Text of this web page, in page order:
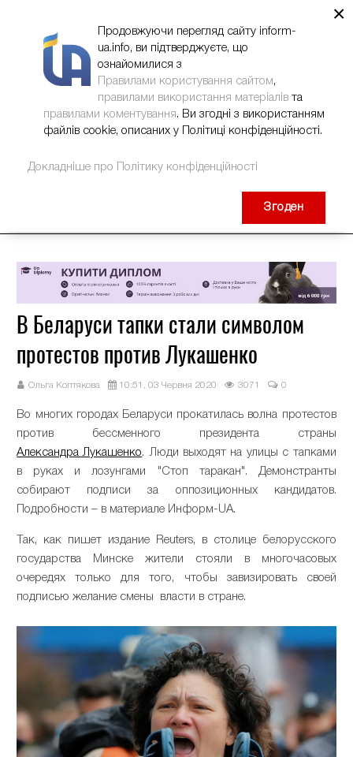
В Беларуси тапки стали символом
протестов против Лукашенко
Ольга Коптякова 10:51, 03 Червня 2020 3071 0
Во многих городах Беларуси прокатилась волна протестов
против бессменного президента страны
Александра Лукашенко. Люди выходят на улицы с тапками
в руках и лозунгами "Стоп таракан". Демонстранты
собирают подписи за оппозиционных кандидатов.
Подробности – в материале Информ-UA.
Так, как пишет издание Reuters, в столице белорусского
государства Минске жители стояли в многочасовых
очередях только для того, чтобы завизировать своей
подписью желание смены власти в стране.
×
Продовжуючи перегляд сайту inform-
ua.info, ви підтверджуєте, що
ознайомилися з
Правилами користування сайтом,
правилами використання матеріалів та
правилами коментування. Ви згодні з використанням
файлів cookie, описаних у Політиці конфіденційності.
Докладніше про Політику конфіденційності
Згоден